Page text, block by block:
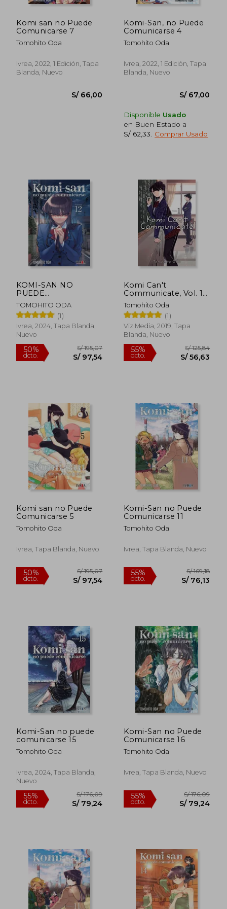
dcto.
40%
dcto.
S/ 104,11
S/ 62,47
55%
dcto.
S/
S/
Komi san no Puede
Comunicarse 7
Tomohito Oda
Ivrea, 2022, 1 Edición, Tapa
Blanda, Nuevo
Komi-San, no Puede
Comunicarse 4
Tomohito Oda
Ivrea, 2022, 1 Edición, Tapa
Blanda, Nuevo
Disponible Usado
en Buen Estado a
S/ 62,33
Comprar Usado
KOMI-SAN NO
PUEDE
COMUNICARSE 12
TOMOHITO ODA
(1)
Ivrea, 2024, Tapa Blanda,
Nuevo
50%
dcto.
S/ 195,07
S/ 97,54
Komi Can't
Communicate, Vol. 1
(1) (en Inglés)
Tomohito Oda
(1)
Viz Media, 2019, Tapa
Blanda, Nuevo
55%
dcto.
Komi san no Puede
Comunicarse 5
Tomohito Oda
Ivrea, Tapa Blanda, Nuevo
Komi-San no Puede
Comunicarse 11
Tomohito Oda
Ivrea, Tapa Blanda, Nuevo
Komi-San no puede
comunicarse 15
Tomohito Oda
Ivrea, 2024, Tapa Blanda,
Nuevo
Komi-San no Puede
Comunicarse 16
Tomohito Oda
Ivrea, Tapa Blanda, Nuevo